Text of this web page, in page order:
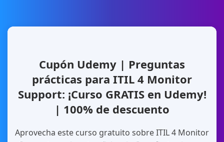
Cupón Udemy | Preguntas
prácticas para ITIL 4 Monitor
Support: ¡Curso GRATIS en Udemy!
| 100% de descuento
Aprovecha este curso gratuito sobre ITIL 4 Monitor